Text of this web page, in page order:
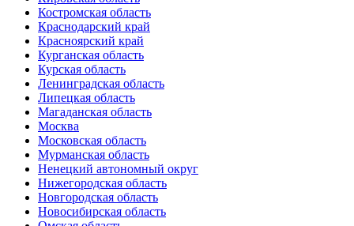
Костромская область
Краснодарский край
Красноярский край
Курганская область
Курская область
Ленинградская область
Липецкая область
Магаданская область
Москва
Московская область
Мурманская область
Ненецкий автономный округ
Нижегородская область
Новгородская область
Новосибирская область